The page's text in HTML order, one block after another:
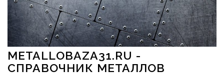
Перейти к содержимому
METALLOBAZA31.RU -
СПРАВОЧНИК МЕТАЛЛОВ